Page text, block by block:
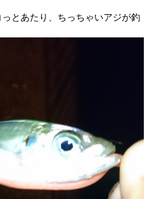
とあたり、ちっちゃいアジが釣